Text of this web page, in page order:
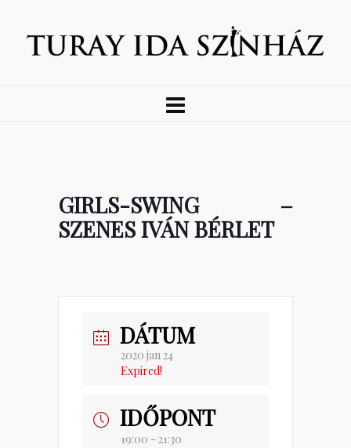
GIRLS-SWING –
SZENES IVÁN BÉRLET
DÁTUM
2020 jan 24
Expired!
IDŐPONT
19:00 - 21:30